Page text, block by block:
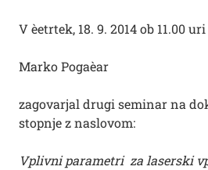
V èetrtek, 18. 9. 2014 ob 11.00
Marko Pogaèar
zagovarjal drugi seminar na
stopnje z naslovom:
Vplivni parametri za laserski